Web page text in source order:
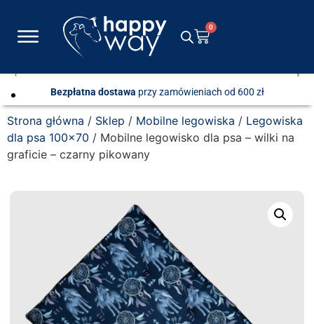
0
Bezpłatna dostawa przy zamówieniach od 600 zł
Strona główna / Sklep / Mobilne legowiska / Legowiska
dla psa 100x70 / Mobilne legowisko dla psa – wilki na
graficie – czarny pikowany